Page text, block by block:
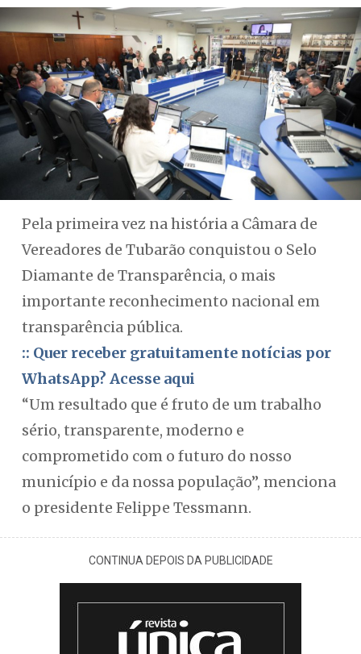
Pela primeira vez na história a Câmara de
Vereadores de Tubarão conquistou o Selo
Diamante de Transparência, o mais
importante reconhecimento nacional em
transparência pública.
:: Quer receber gratuitamente notícias por
WhatsApp? Acesse aqui
“Um resultado que é fruto de um trabalho
sério, transparente, moderno e
comprometido com o futuro do nosso
município e da nossa população”, menciona
o presidente Felippe Tessmann.
CONTINUA DEPOIS DA PUBLICIDADE